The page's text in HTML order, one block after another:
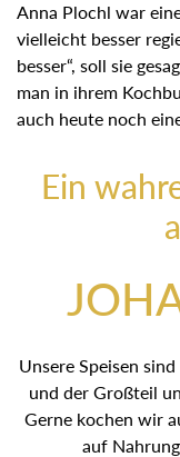
Anna Plochl war
vielleicht besser
besser“, soll sie
man in ihrem
auch heute noch
Ein
Unsere Speisen
und der Großteil
Gerne kochen wir
auf